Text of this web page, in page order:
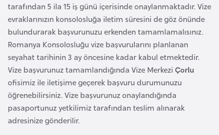
tarafından 5 ila 15 iş günü içerisinde onaylanmaktadır. Vize
evraklarınızın konsolosluğa iletim süresini de göz önünde
bulundurarak başvurunuzu erkenden tamamlamalısınız.
Romanya Konsolosluğu vize başvurularını planlanan
seyahat tarihinin 3 ay öncesine kadar kabul etmektedir.
Vize başvurunuz tamamlandığında Vize Merkezi Çorlu
ofisimiz ile iletişime geçerek başvuru durumunuzu
öğrenebilirsiniz. Vize başvurunuz onaylandığında
pasaportunuz yetkilimiz tarafından teslim alınarak
adresinize gönderilir.
C
e
z
a
y
i
r
C